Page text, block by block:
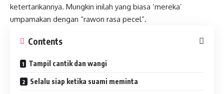
ketertarikannya. Mungkin inilah yang biasa ‘mereka’
umpamakan dengan “rawon rasa pecel”.
Contents
Tampil cantik dan wangi
Selalu siap ketika suami meminta